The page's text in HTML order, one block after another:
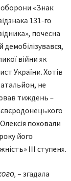
оборони «Знак
131-го
почесна
демобілізувався,
війни як
України. Хотів
не
тиждень –
поховали
його
III ступеня.
– згадала